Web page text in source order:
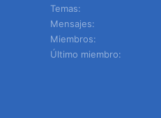
Temas
Mensajes
Miembros
Último miembro